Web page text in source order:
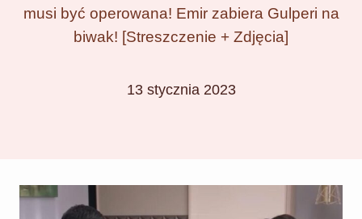
musi być operowana! Emir zabiera Gulperi na
biwak! [Streszczenie + Zdjęcia]
13 stycznia 2023